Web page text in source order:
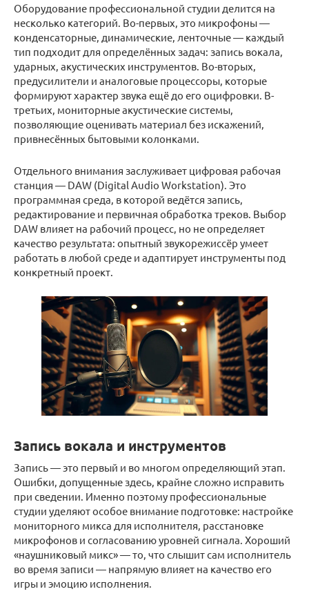
Оборудование профессиональной студии делится на
несколько категорий. Во-первых, это микрофоны —
конденсаторные, динамические, ленточные — каждый
тип подходит для определённых задач: запись вокала,
ударных, акустических инструментов. Во-вторых,
предусилители и аналоговые процессоры, которые
формируют характер звука ещё до его оцифровки. В-
третьих, мониторные акустические системы,
позволяющие оценивать материал без искажений,
привнесённых бытовыми колонками.
Отдельного внимания заслуживает цифровая рабочая
станция — DAW (Digital Audio Workstation). Это
программная среда, в которой ведётся запись,
редактирование и первичная обработка треков. Выбор
DAW влияет на рабочий процесс, но не определяет
качество результата: опытный звукорежиссёр умеет
работать в любой среде и адаптирует инструменты под
конкретный проект.
Запись вокала и инструментов
Запись — это первый и во многом определяющий этап.
Ошибки, допущенные здесь, крайне сложно исправить
при сведении. Именно поэтому профессиональные
студии уделяют особое внимание подготовке: настройке
мониторного миксa для исполнителя, расстановке
микрофонов и согласованию уровней сигнала. Хороший
«наушниковый микс» — то, что слышит сам исполнитель
во время записи — напрямую влияет на качество его
игры и эмоцию исполнения.